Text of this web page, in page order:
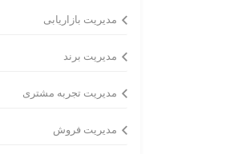
مدیریت بازاریابی
مدیریت برند
مدیریت تجربه مشتری
مدیریت فروش